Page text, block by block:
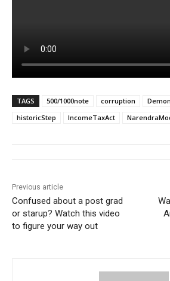
TAGS 500/1000note corruption
historicStep
IncomeTaxAct
Previous article
Confused about a post grad
or starup? Watch this video
to figure your way out